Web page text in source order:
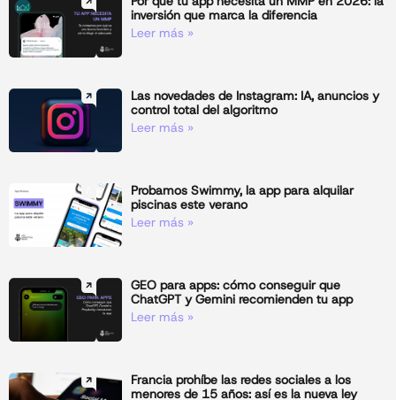
inversión que marca la diferencia
Leer más »
Las novedades de Instagram: IA, anuncios y
control total del algoritmo
Leer más »
Probamos Swimmy, la app para alquilar
piscinas este verano
Leer más »
GEO para apps: cómo conseguir que
ChatGPT y Gemini recomienden tu app
Leer más »
Francia prohíbe las redes sociales a los
menores de 15 años: así es la nueva ley